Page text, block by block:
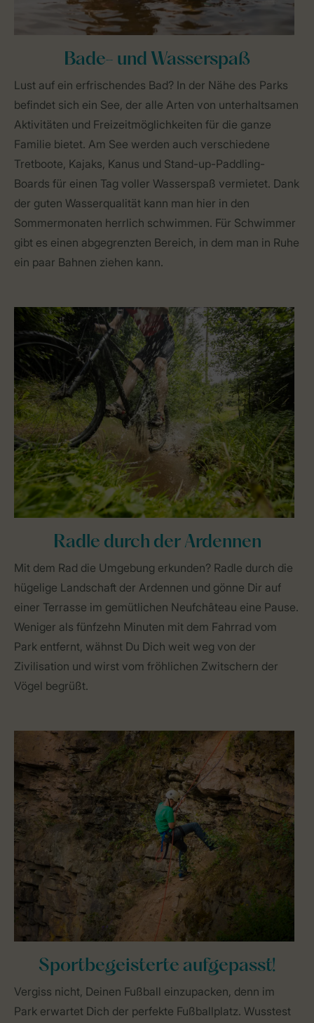
Bade- und Wasserspaß
Lust auf ein erfrischendes Bad? In der Nähe des Parks
befindet sich ein See, der alle Arten von unterhaltsamen
Aktivitäten und Freizeitmöglichkeiten für die ganze
Familie bietet. Am See werden auch verschiedene
Tretboote, Kajaks, Kanus und Stand-up-Paddling-
Boards für einen Tag voller Wasserspaß vermietet. Dank
der guten Wasserqualität kann man hier in den
Sommermonaten herrlich schwimmen. Für Schwimmer
gibt es einen abgegrenzten Bereich, in dem man in Ruhe
ein paar Bahnen ziehen kann.
Radle durch der Ardennen
Mit dem Rad die Umgebung erkunden? Radle durch die
hügelige Landschaft der Ardennen und gönne Dir auf
einer Terrasse im gemütlichen Neufchâteau eine Pause.
Weniger als fünfzehn Minuten mit dem Fahrrad vom
Park entfernt, wähnst Du Dich weit weg von der
Zivilisation und wirst vom fröhlichen Zwitschern der
Vögel begrüßt.
Sportbegeisterte aufgepasst!
Vergiss nicht, Deinen Fußball einzupacken, denn im
Park erwartet Dich der perfekte Fußballplatz. Wusstest